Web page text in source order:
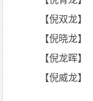
【倪双龙】
【倪晓龙】
【倪龙晖】
【倪威龙】